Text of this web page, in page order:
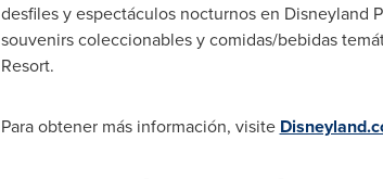
desfiles y espectáculos nocturnos en Disneyland
souvenirs coleccionables y comidas/bebidas
Resort.
Para obtener más información, visite